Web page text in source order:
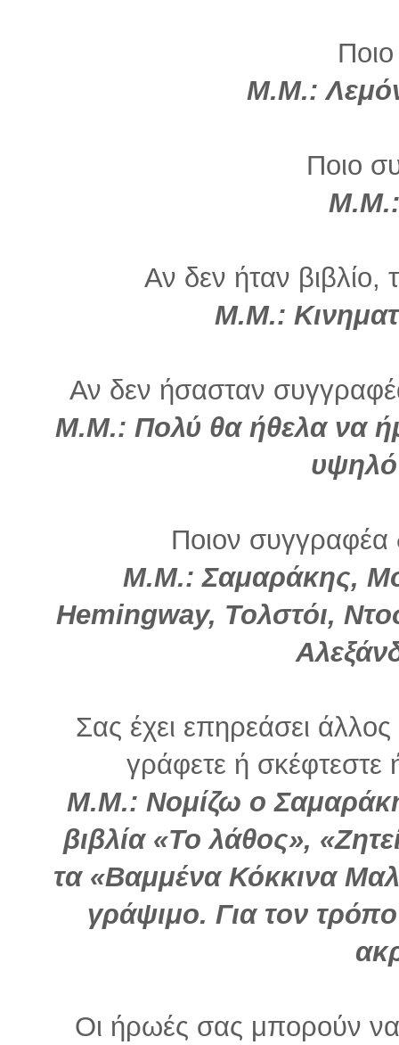
Μ.Μ.:
Ποιο
Μ.Μ.:
Αν δεν ήταν βιβλίο,
Μ.Μ.:
Αν δεν ήσασταν
Μ.Μ.: Πολύ θα ήθελα να
Ποιον συγγραφέα
Μ.Μ.:Σαμαράκης,
Hemingway, Τολστόι,
Σας έχει επηρεάσει
γράφετε ή σκέφτεστε
Μ.Μ.: Νομίζω ο
βιβλία «Το λάθος»,
τα «Βαμμένα Κόκκινα
γράψιμο. Για τον
Οι ήρωές σας μπορούν να